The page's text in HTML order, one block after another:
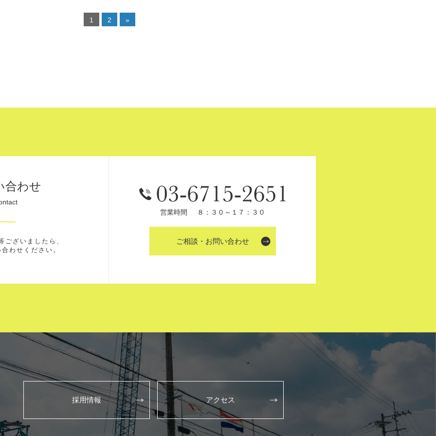
1 2 »
合わせ
ございましたら、
わせください。
営業時間 ８：３０～１７：３０
ご相談・お問い合わせ
採用情報 アクセス